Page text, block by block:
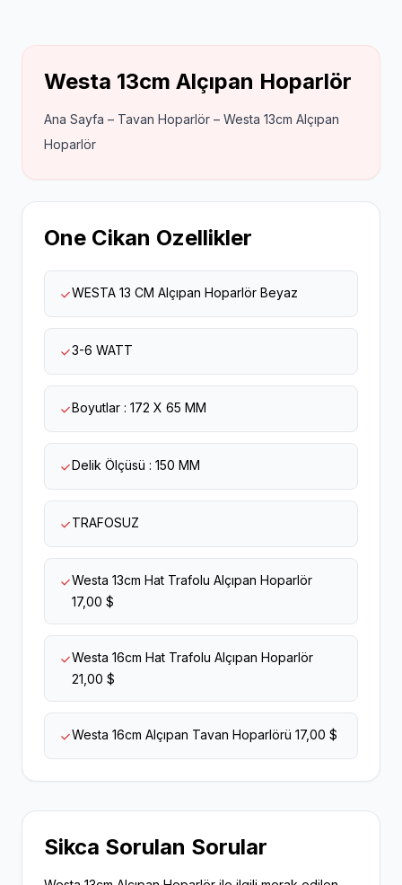
Westa 13cm Alçıpan Hoparlör
Ana Sayfa – Tavan Hoparlör – Westa 13cm Alçıpan
Hoparlör
One Cikan Ozellikler
WESTA 13 CM Alçıpan Hoparlör Beyaz
3-6 WATT
Boyutlar : 172 X 65 MM
Delik Ölçüsü : 150 MM
TRAFOSUZ
Westa 13cm Hat Trafolu Alçıpan Hoparlör
17,00 $
Westa 16cm Hat Trafolu Alçıpan Hoparlör
21,00 $
Westa 16cm Alçıpan Tavan Hoparlörü 17,00 $
Sikca Sorulan Sorular